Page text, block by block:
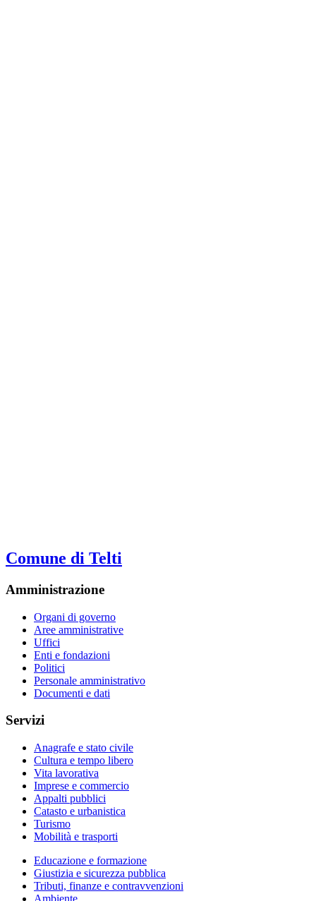
Comune di Telti
Amministrazione
Organi di governo
Aree amministrative
Uffici
Enti e fondazioni
Politici
Personale amministrativo
Documenti e dati
Servizi
Anagrafe e stato civile
Cultura e tempo libero
Vita lavorativa
Imprese e commercio
Appalti pubblici
Catasto e urbanistica
Turismo
Mobilità e trasporti
Educazione e formazione
Giustizia e sicurezza pubblica
Tributi, finanze e contravvenzioni
Ambiente